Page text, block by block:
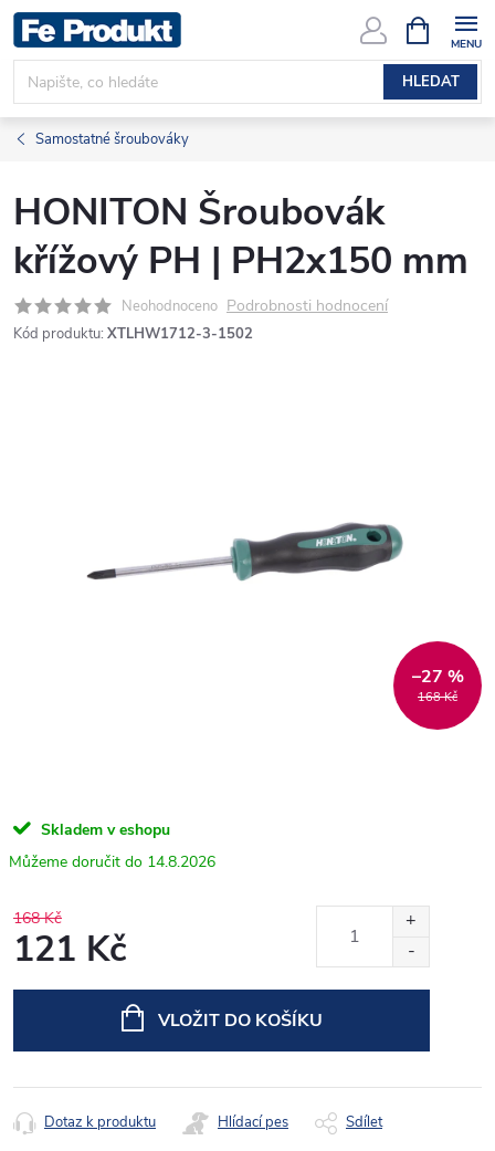
Přejít
na
obsah
HLEDAT
NÁKUPNÍ
KOŠÍK
Samostatné šroubováky
HONITON Šroubovák
křížový PH | PH2x150 mm
Neohodnoceno Podrobnosti hodnocení
Kód produktu: XTLHW1712-3-1502
168 Kč
–27 %
Skladem v eshopu
14.8.2026
168 Kč
121 Kč
VLOŽIT DO KOŠÍKU
Dotaz k produktu Hlídací pes Sdílet